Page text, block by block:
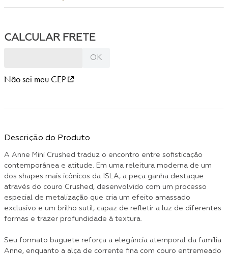
Não sei meu CEP
Descrição do Produto
A Anne Mini Crushed traduz o encontro entre sofisticação
contemporânea e atitude. Em uma releitura moderna de um
dos shapes mais icônicos da ISLA, a peça ganha destaque
através do couro Crushed, desenvolvido com um processo
especial de metalização que cria um efeito amassado
exclusivo e um brilho sutil, capaz de refletir a luz de diferentes
formas e trazer profundidade à textura.
Seu formato baguete reforça a elegância atemporal da família
Anne, enquanto a alça de corrente fina com couro entremeado